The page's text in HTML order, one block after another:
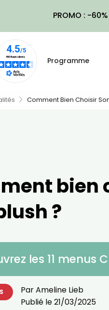
PROMO : -
Programme
Comment Bien Choisir
bien
?
les 11 menus
ParAmeline Lieb
Publié le21/03/2025